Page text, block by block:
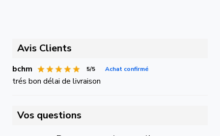
Avis Clients
bchm 5/5 Achat confirmé
trés bon délai de livraison
Vos questions